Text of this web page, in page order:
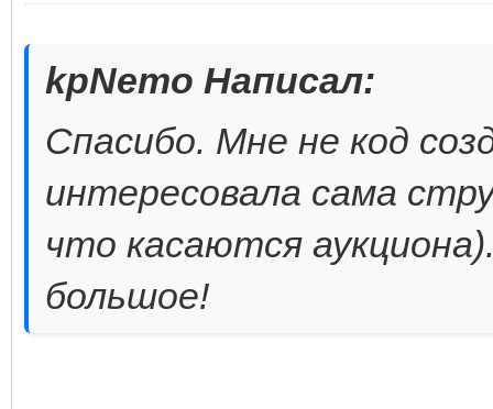
kpNemo Написал:
Спасибо. Мне не код
интересовала сама
что касаются
большое!